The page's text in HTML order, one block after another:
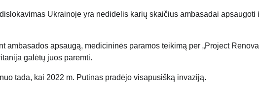
Ukrainoje yra nedidelis karių skaičius ambasadai apsaugoti
​​apsaugą, medicininės paramos teikimą per „Project
galėtų juos paremti.
tada, kai 2022 m. Putinas pradėjo visapusišką invaziją.